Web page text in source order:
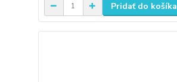
Pridať do košíka